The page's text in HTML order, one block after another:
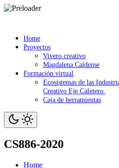
Home
Proyectos
Vivero creativo
Magdalena Caldense
Formación virtual
Ecosistemas de las
Creativo Eje Cafetero.
Caja de herramientas
CS886-2020
Home